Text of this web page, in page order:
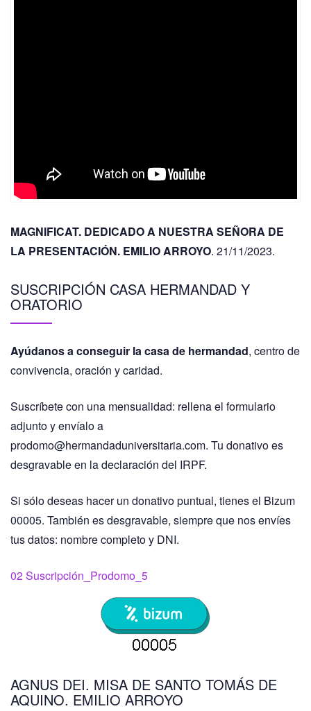
MAGNIFICAT. DEDICADO A NUESTRA SEÑORA DE
LA PRESENTACIÓN. EMILIO ARROYO. 21/11/2023.
SUSCRIPCIÓN CASA HERMANDAD Y
ORATORIO
Ayúdanos a conseguir la casa de hermandad, centro de
convivencia, oración y caridad.
Suscríbete con una mensualidad: rellena el formulario
adjunto y envíalo a
prodomo@hermandaduniversitaria.com. Tu donativo es
desgravable en la declaración del IRPF.
Si sólo deseas hacer un donativo puntual, tienes el Bizum
00005. También es desgravable, siempre que nos envíes
tus datos: nombre completo y DNI.
02 Suscripción_Prodomo_5
AGNUS DEI. MISA DE SANTO TOMÁS DE
AQUINO. EMILIO ARROYO